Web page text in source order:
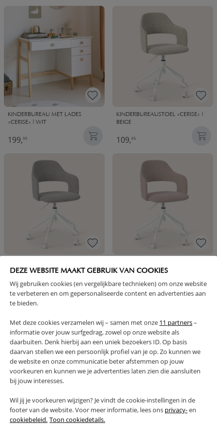
DEZE WEBSITE MAAKT GEBRUIK VAN COOKIES
Wij gebruiken cookies (en vergelijkbare technieken) om onze website
te verbeteren en om gepersonaliseerde content en advertenties aan
te bieden.
Met deze cookies verzamelen wij – samen met onze 11 partners–
informatie over jouw surfgedrag, zowel op onze website als
daarbuiten. Denk hierbij aan een uniek bezoekers ID. Op basis
daarvan stellen we een persoonlijk profiel van je op. Zo kunnen we
de website en onze communicatie beter afstemmen op jouw
voorkeuren en kunnen we je advertenties laten zien die aansluiten
bij jouw interesses.
Wil jij je voorkeuren wijzigen? Je vindt de cookie-instellingen in de
footer van de website. Voor meer informatie, lees ons privacy-en
cookiebeleid. Toon cookiedetails.
KINDERBUREAU MET LADES
«CERISE» | WIT
199,95
KINDERBUREAUSTOEL «CERISE» |
BEIGE
109,95
GRIJS
109,95
ROZE
109,95
1 - 4 van 4 resultaten
HUISWERK? DAN EEN STEVIG
SCANDINAVISCH BUREAU